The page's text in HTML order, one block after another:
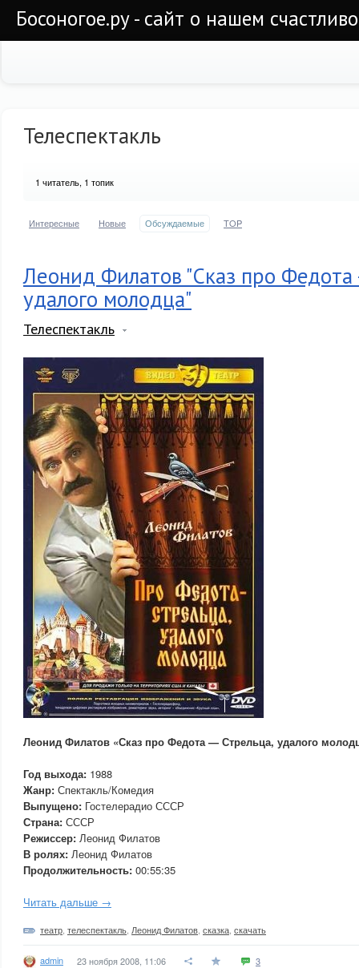
Босоногое.ру - сайт о нашем
Телеспектакль
1 читатель, 1 топик
Интересные Новые Обсуждаемые TOP
Леонид Филатов "Сказ про Федота
удалого молодца"
Телеспектакль
Леонид Филатов «Сказ про Федота — Стрельца, удалого
Год выхода: 1988
Жанр: Спектакль/Комедия
Выпущено: Гостелерадио СССР
Страна: СССР
Режиссер: Леонид Филатов
В ролях: Леонид Филатов
Продолжительность: 00:55:35
Читать дальше →
театр телеспектакль Леонид Филатов сказка скачать
admin 23 ноября 2008, 11:06 3